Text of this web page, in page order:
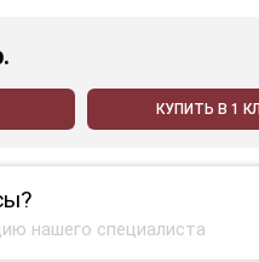
КУПИТЬ В 1
нашего специалиста